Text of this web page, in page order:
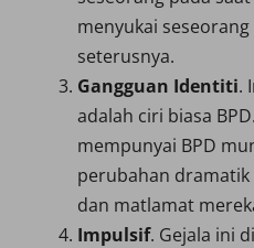
menyukai
seterusnya.
Gangguan Identiti.
adalah ciri biasa
mempunyai BPD
perubahan
dan matlamat
Impulsif. Gejala ini